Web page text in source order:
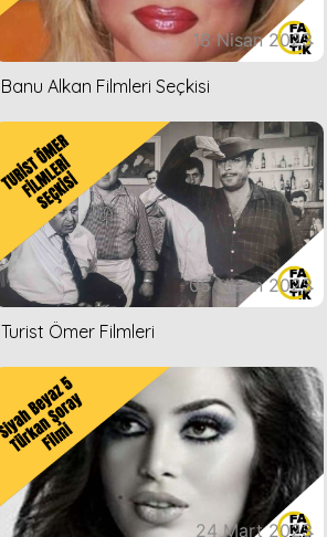
18 Nisan 2023
Banu Alkan Filmleri Seçkisi
05 Nisan 2023
Turist Ömer Filmleri
24 Mart 2023